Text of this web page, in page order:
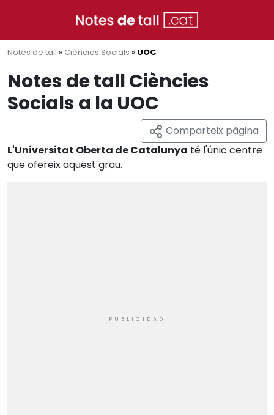
Notes de tall » Ciències Socials » UOC
Notes de tall Ciències
Socials a la UOC
Comparteix pàgina
L'Universitat Oberta de Catalunya té l'únic centre
que ofereix aquest grau.